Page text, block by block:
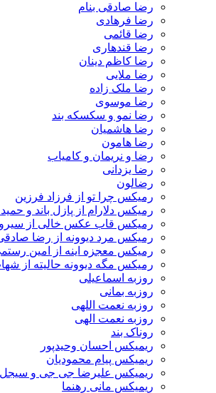
رضا صادقی بنام
رضا فرهادی
رضا قائمی
رضا قندهاری
رضا کاظم دینان
رضا ملایی
رضا ملک زاده
رضا موسوی
رضا نمو و سکسکه بند
رضا هاشمیان
رضا هامون
رضا و نریمان و کامیاب
رضا یزدانی
رضالون
رمیکس چرا تو از فرزاد فرزین
رمیکس دلارام از پازل باند و حمید
رمیکس قاب عکس خالی از
رمیکس مرد دیوونه از رضا
رمیکس معجزه اینه از امین
رمیکس مگه دیوونه حالیته از
روزبه اسماعیلی
روزبه بمانی
روزبه نعمت اللهی
روزبه نعمت الهی
روناک بند
ریمیکس احسان وحیدپور
ریمیکس پیام محمودیان
ریمیکس علیرضا جی جی و سیجل و
ریمیکس مانی رهنما